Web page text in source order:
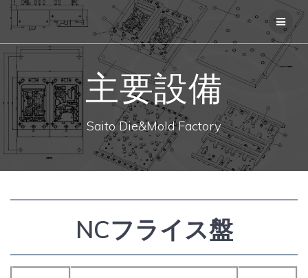
コ
ン
テ
ン
ツ
へ
ス
キ
ッ
プ
主要設備
Saito Die&Mold Factory
NCフライス盤